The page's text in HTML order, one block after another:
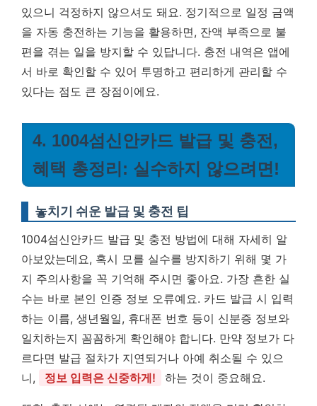
있으니 걱정하지 않으셔도 돼요. 정기적으로 일정 금액
을 자동 충전하는 기능을 활용하면, 잔액 부족으로 불
편을 겪는 일을 방지할 수 있답니다. 충전 내역은 앱에
서 바로 확인할 수 있어 투명하고 편리하게 관리할 수
있다는 점도 큰 장점이에요.
4. 1004섬신안카드 발급 및 충전,
혜택 총정리: 실수하지 않으려면!
놓치기 쉬운 발급 및 충전 팁
1004섬신안카드 발급 및 충전 방법에 대해 자세히 알
아보았는데요, 혹시 모를 실수를 방지하기 위해 몇 가
지 주의사항을 꼭 기억해 주시면 좋아요. 가장 흔한 실
수는 바로 본인 인증 정보 오류예요. 카드 발급 시 입력
하는 이름, 생년월일, 휴대폰 번호 등이 신분증 정보와
일치하는지 꼼꼼하게 확인해야 합니다. 만약 정보가 다
르다면 발급 절차가 지연되거나 아예 취소될 수 있으
니,
정보 입력은 신중하게! 하는 것이 중요해요.